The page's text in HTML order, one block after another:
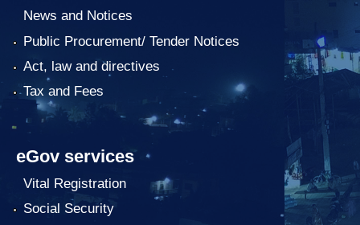
News and Notices
Public Procurement/ Tender Notices
Act, law and directives
Tax and Fees
eGov services
Vital Registration
Social Security